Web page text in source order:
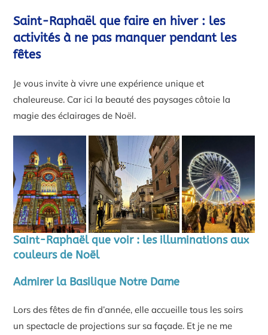
Saint-Raphaël que faire en hiver : les
activités à ne pas manquer pendant les
fêtes
Je vous invite à vivre une expérience unique et
chaleureuse. Car ici la beauté des paysages côtoie la
magie des éclairages de Noël.
Saint-Raphaël que voir : les illuminations aux
couleurs de Noël
Admirer la Basilique Notre Dame
Lors des fêtes de fin d’année, elle accueille tous les soirs
un spectacle de projections sur sa façade. Et je ne me